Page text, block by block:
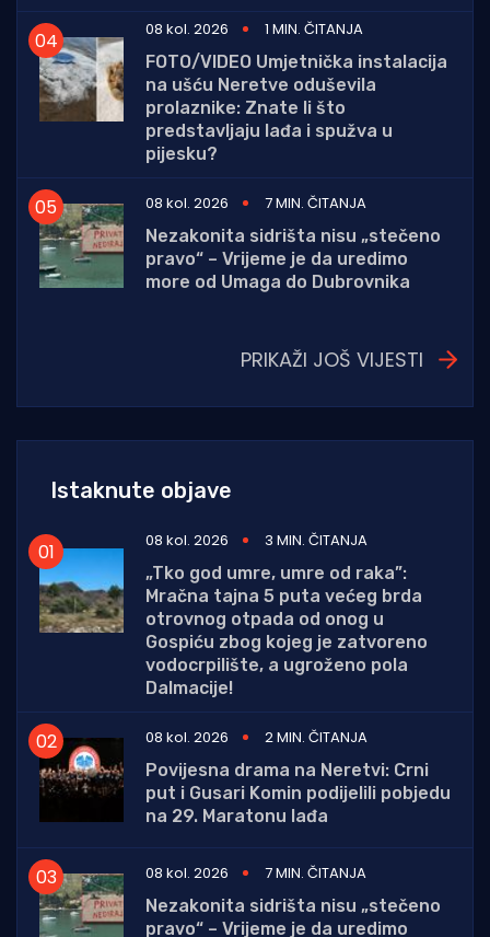
08 kol. 2026
1 MIN. ČITANJA
FOTO/VIDEO Umjetnička instalacija
na ušću Neretve oduševila
prolaznike: Znate li što
predstavljaju lađa i spužva u
pijesku?
08 kol. 2026
7 MIN. ČITANJA
Nezakonita sidrišta nisu „stečeno
pravo“ – Vrijeme je da uredimo
more od Umaga do Dubrovnika
PRIKAŽI JOŠ VIJESTI
Istaknute objave
08 kol. 2026
3 MIN. ČITANJA
„Tko god umre, umre od raka”:
Mračna tajna 5 puta većeg brda
otrovnog otpada od onog u
Gospiću zbog kojeg je zatvoreno
vodocrpilište, a ugroženo pola
Dalmacije!
08 kol. 2026
2 MIN. ČITANJA
Povijesna drama na Neretvi: Crni
put i Gusari Komin podijelili pobjedu
na 29. Maratonu lađa
08 kol. 2026
7 MIN. ČITANJA
Nezakonita sidrišta nisu „stečeno
pravo“ – Vrijeme je da uredimo